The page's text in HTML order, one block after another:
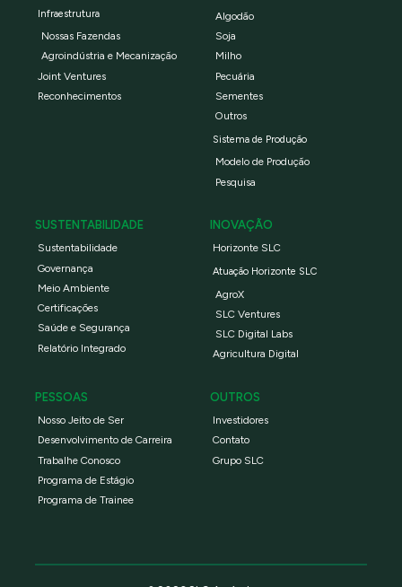
Infraestrutura
Nossas Fazendas
Agroindústria e Mecanização
Joint Ventures
Reconhecimentos
Algodão
Soja
Milho
Pecuária
Sementes
Outros
Sistema de Produção
Modelo de Produção
Pesquisa
SUSTENTABILIDADE
Sustentabilidade
Governança
Meio Ambiente
Certificações
Saúde e Segurança
Relatório Integrado
INOVAÇÃO
Horizonte SLC
Atuação Horizonte SLC
AgroX
SLC Ventures
SLC Digital Labs
Agricultura Digital
PESSOAS
Nosso Jeito de Ser
Desenvolvimento de Carreira
Trabalhe Conosco
Programa de Estágio
Programa de Trainee
OUTROS
Investidores
Contato
Grupo SLC